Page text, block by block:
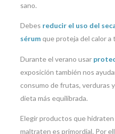
sano.
Debes reducir el uso del
sérumque proteja del calor a
Durante el verano usar
exposición también nos
consumo de frutas, verduras
dieta más equilibrada.
Elegir productos que
maltraten es primordial. Por